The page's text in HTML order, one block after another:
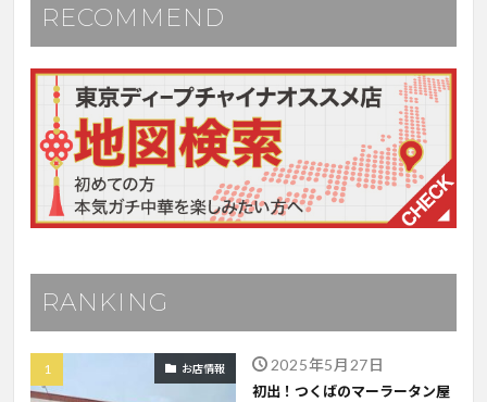
RECOMMEND
RANKING
お店情報 2025年5月27日
初出！つくばのマーラータン屋